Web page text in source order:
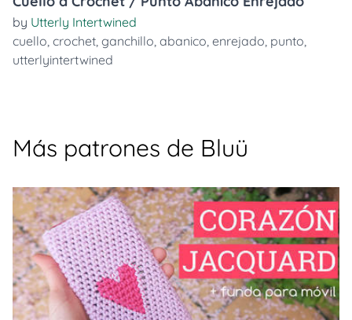
by Utterly Intertwined
cuello, crochet, ganchillo, abanico, enrejado, punto,
utterlyintertwined
Más patrones de Bluü